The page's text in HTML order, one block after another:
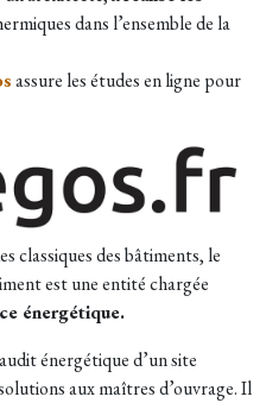
dans l’ensemble de la
assure les études en ligne pour
classiques des bâtiments, le
est une entité chargée
énergétique.
énergétique d’un site
aux maîtres d’ouvrage. Il